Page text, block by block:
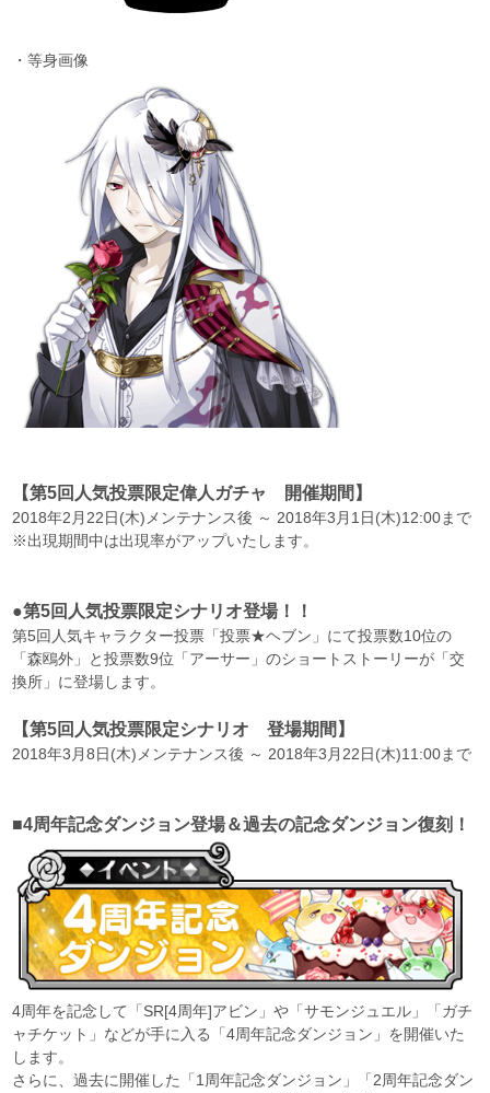
・等身画像
【第5回人気投票限定偉人ガチャ 開催期間】
2018年2月22日(木)メンテナンス後 ～ 2018年3月1日(木)12:00まで
※出現期間中は出現率がアップいたします。
●第5回人気投票限定シナリオ登場！！
第5回人気キャラクター投票「投票★ヘブン」にて投票数10位の
「森鴎外」と投票数9位「アーサー」のショートストーリーが「交
換所」に登場します。
【第5回人気投票限定シナリオ 登場期間】
2018年3月8日(木)メンテナンス後 ～ 2018年3月22日(木)11:00まで
■4周年記念ダンジョン登場＆過去の記念ダンジョン復刻！
4周年を記念して「SR[4周年]アビン」や「サモンジュエル」「ガチ
ャチケット」などが手に入る「4周年記念ダンジョン」を開催いた
します。
さらに、過去に開催した「1周年記念ダンジョン」「2周年記念ダン